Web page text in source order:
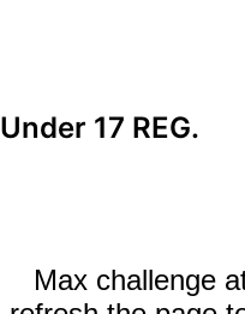
Under 17 REG.